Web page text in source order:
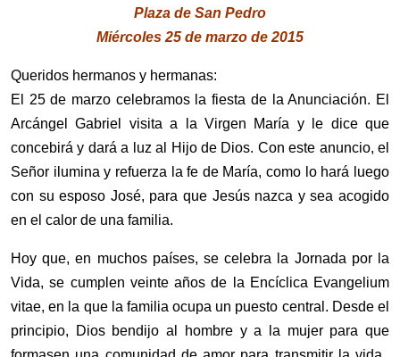
Plaza de San Pedro
Miércoles 25 de marzo de 2015
Queridos hermanos y hermanas:
El 25 de marzo celebramos la fiesta de la Anunciación. El
Arcángel Gabriel visita a la Virgen María y le dice que
concebirá y dará a luz al Hijo de Dios. Con este anuncio, el
Señor ilumina y refuerza la fe de María, como lo hará luego
con su esposo José, para que Jesús nazca y sea acogido
en el calor de una familia.
Hoy que, en muchos países, se celebra la Jornada por la
Vida, se cumplen veinte años de la Encíclica Evangelium
vitae, en la que la familia ocupa un puesto central. Desde el
principio, Dios bendijo al hombre y a la mujer para que